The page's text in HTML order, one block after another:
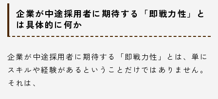
企業が中途採用者に期待する「即戦力性」と
は具体的に何か
企業が中途採用者に期待する「即戦力性」とは、単に
スキルや経験があるということだけではありません。
それは、